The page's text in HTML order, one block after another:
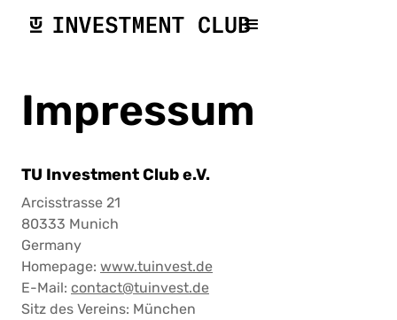
Impressum
TU Investment Club e.V.
Arcisstrasse 21
80333 Munich
Germany
Homepage: www.tuinvest.de
E-Mail: contact@tuinvest.de
Sitz des Vereins: München